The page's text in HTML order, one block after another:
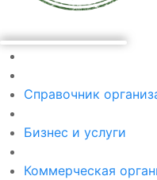
Справочник
Бизнес и услуги
Коммерческая